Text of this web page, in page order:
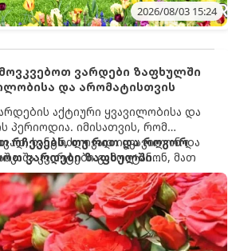
2026/08/03 15:24
ვარდები ზაფხულში
და არომატისთვის
აქტიური ყვავილობისა და
პერიოდია. იმისათვის, რომ
ხანგრძლივად იყვავილონ და
კვირტები გამოიტანონ, მათ
და სწორი გამოკვება
ზაფხულის პერიოდში მცენარის
იცვლება, ამიტომ
ვიცოდეთ, რომელი სასუქები
ამ დროს.
რჩევებს, თუ რით და როგორ
ვარდები ზაფხულში
შედეგის მისაღწევად: